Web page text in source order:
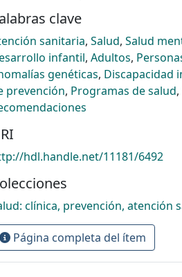
clave
sanitaria, Salud, Salud
infantil, Adultos,
genéticas, Discapacidad
prevención, Programas de salud,
hdl.handle.net/11181/6492
clínica, prevención, atención
Página completa del ítem